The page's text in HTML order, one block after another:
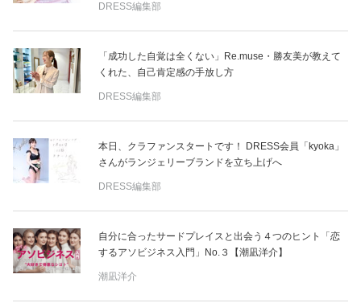
DRESS編集部
「成功した自覚は全くない」Re.muse・勝友美が教えて
くれた、自己肯定感の手放し方
DRESS編集部
本日、クラファンスタートです！ DRESS会員「kyoka」
さんがランジェリーブランドを立ち上げへ
DRESS編集部
自分に合ったサードプレイスと出会う４つのヒント「恋
するアソビジネス入門」No.３【潮凪洋介】
潮凪洋介